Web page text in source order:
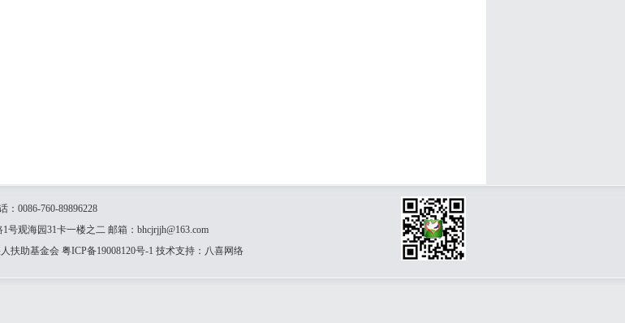
：0086-760-89896228
号观海园31卡一楼之二 邮箱：bhcjrjjh@163.com
扶助基金会 粤ICP备19008120号-1 技术支持： 八喜网络